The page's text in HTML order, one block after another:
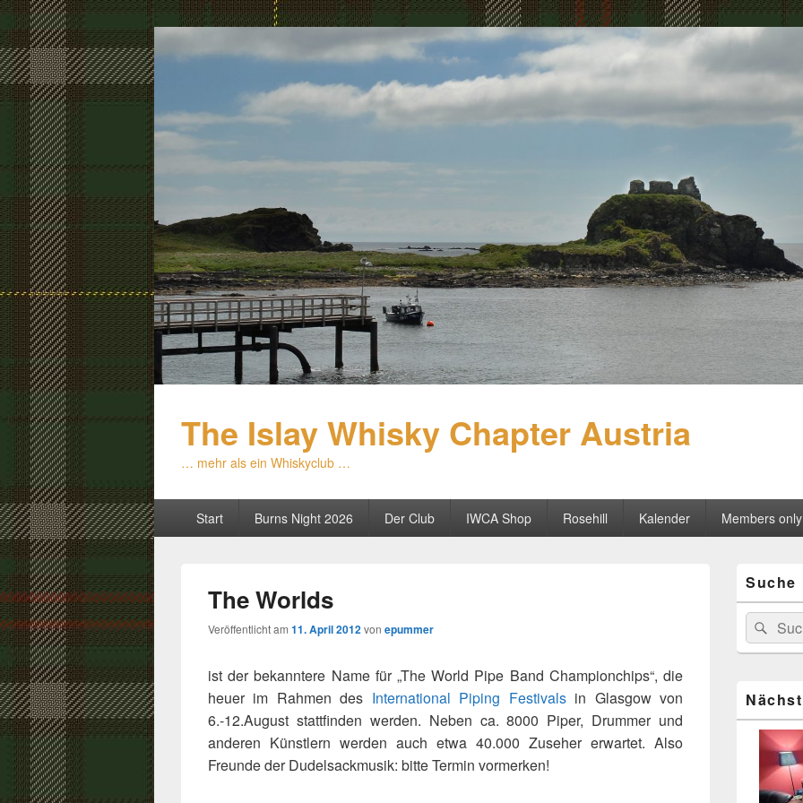
The Islay Whisky Chapter Austria
… mehr als ein Whiskyclub …
Primäres
Menü
Start Burns Night 2026 Der Club IWCA Shop Rosehill Kalender Members only
The Worlds
Veröffentlicht am 11. April 2012von epummer
ist der bekanntere Name für „The World Pipe Band Championchips“, die
heuer im Rahmen des International Piping Festivalsin Glasgow von
6.-12.August stattfinden werden. Neben ca. 8000 Piper, Drummer und
anderen Künstlern werden auch etwa 40.000 Zuseher erwartet. Also
Freunde der Dudelsackmusik: bitte Termin vormerken!
Seitenleisten-
Suche
Suchen
nach: